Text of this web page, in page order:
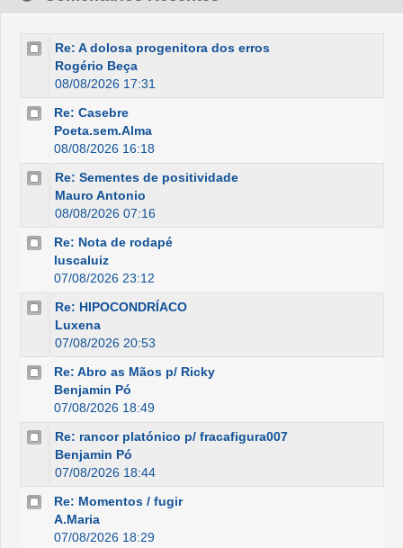
Re: A dolosa progenitora dos erros
Rogério Beça
08/08/2026 17:31
Re: Casebre
Poeta.sem.Alma
08/08/2026 16:18
Re: Sementes de positividade
Mauro Antonio
08/08/2026 07:16
Re: Nota de rodapé
luscaluiz
07/08/2026 23:12
Re: HIPOCONDRÍACO
Luxena
07/08/2026 20:53
Re: Abro as Mãos p/ Ricky
Benjamin Pó
07/08/2026 18:49
Re: rancor platónico p/ fracafigura007
Benjamin Pó
07/08/2026 18:44
Re: Momentos / fugir
A.Maria
07/08/2026 18:29